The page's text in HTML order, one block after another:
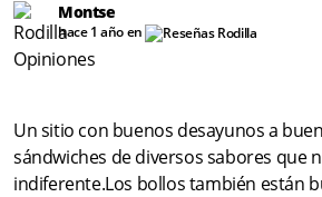
Montse
hace 1 año en
Un sitio con buenos desayunos a
sándwiches de diversos sabores que
indiferente.Los bollos también están